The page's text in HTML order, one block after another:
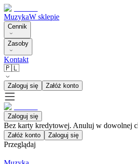
MuzykaW sklepie
Cennik
Zasoby
Kontakt
🇵🇱
Zaloguj się Załóż konto
Zaloguj się
Bez karty kredytowej. Anuluj w dowolnej
Załóż konto Zaloguj się
Przeglądaj